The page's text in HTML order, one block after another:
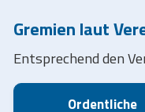
Gremien laut
Entsprechend den
Ordentliche